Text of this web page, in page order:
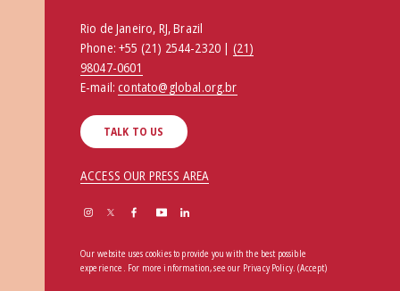
Rio de Janeiro, RJ, Brazil
Phone:+55 (21) 2544-2320 | (21)
98047-0601
E-mail:contato@global.org.br
TALK TO US
ACCESS OUR PRESS AREA
Our website uses cookies to provide you with the best possible
experience. For more information, see our Privacy Policy.(Accept)